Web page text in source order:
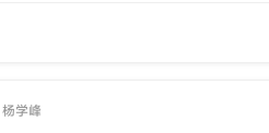
杨学峰